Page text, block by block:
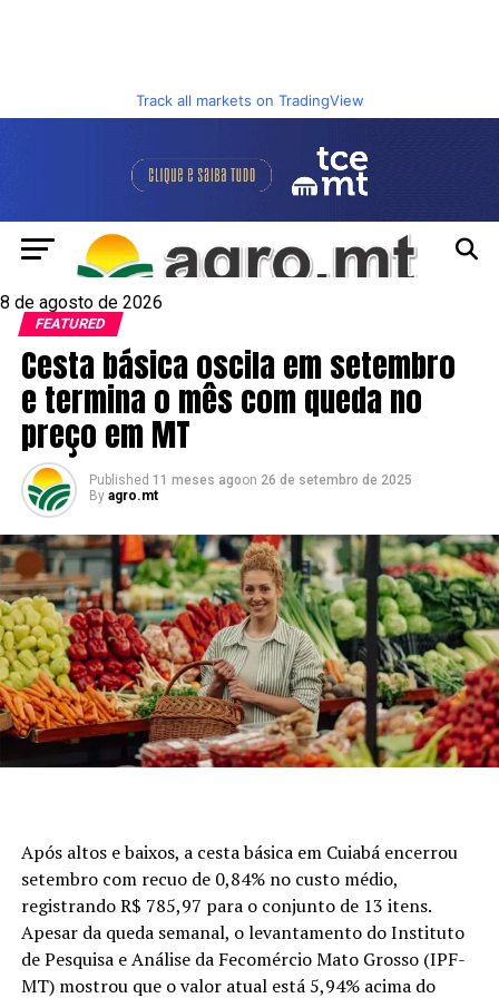
Track all markets on TradingView
8 de agosto de 2026
FEATURED
Cesta básica oscila em setembro
e termina o mês com queda no
preço em MT
Published 11 meses agoon 26 de setembro de 2025
By agro.mt
Após altos e baixos, a cesta básica em Cuiabá encerrou
setembro com recuo de 0,84% no custo médio,
registrando R$ 785,97 para o conjunto de 13 itens.
Apesar da queda semanal, o levantamento do Instituto
de Pesquisa e Análise da Fecomércio Mato Grosso (IPF-
MT) mostrou que o valor atual está 5,94% acima do